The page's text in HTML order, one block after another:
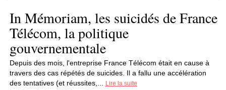
In Mémoriam, les suicidés de France
Télécom, la politique
gouvernementale
Depuis des mois, l'entreprise France Télécom était en cause à
travers des cas répétés de suicides. Il a fallu une accélération
des tentatives (et réussites,...
Lire la suite